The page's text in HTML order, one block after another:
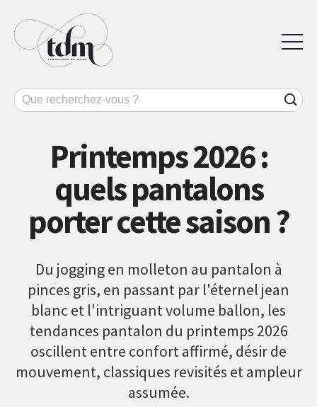
Printemps 2026 :
quels pantalons
porter cette saison ?
Du jogging en molleton au pantalon à
pinces gris, en passant par l'éternel jean
blanc et l'intriguant volume ballon, les
tendances pantalon du printemps 2026
oscillent entre confort affirmé, désir de
mouvement, classiques revisités et ampleur
assumée.